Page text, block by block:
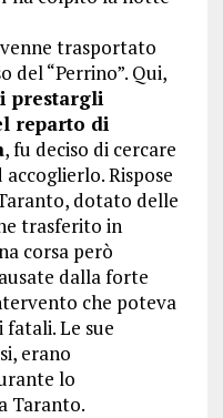
trasportato
del “Perrino”. Qui,
prestargli
reparto di
, fu deciso di cercare
Rispose
dotato delle
trasferito in
corsa però
dalla forte
che poteva
Le sue
erano
lo
Taranto.